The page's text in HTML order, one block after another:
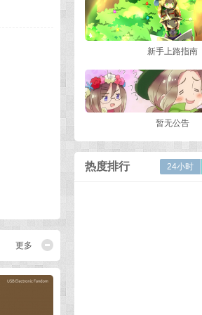
更多
新手上路指南
暂无公告
热度排行 24小时